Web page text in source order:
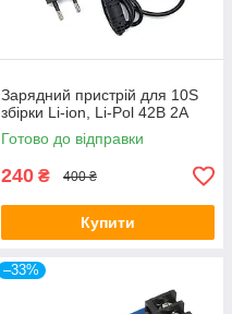
Зарядний пристрій для 10S
збірки Li-ion, Li-Pol 42В 2А
Готово до відправки
240 ₴ 400 ₴
Купити
–33%